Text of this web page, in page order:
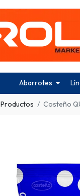
Abarrotes
Productos Costeño